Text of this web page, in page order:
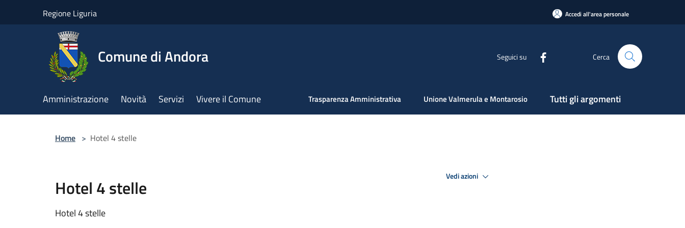
Regione Liguria Accedi all'area personale
Comune di Andora Seguici su Cerca
Amministrazione Novità Servizi Vivere il Comune Trasparenza Amministrativa Unione Valmerula e Montarosio Tutti gli argomenti
Home > Hotel 4 stelle
Hotel 4 stelle
Hotel 4 stelle
Vedi azioni